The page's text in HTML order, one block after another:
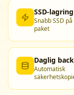
SSD-lagring
Snabb SSD
paket
Daglig
Automatisk